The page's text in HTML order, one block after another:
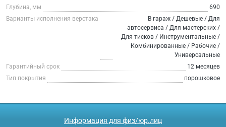
Глубина, мм
690
Варианты исполнения верстака
В гараж / Дешевые / Для
автосервиса / Для мастерских /
Для тисков / Инструментальные /
Комбинированные / Рабочие /
Универсальные
Гарантийный срок
12 месяцев
Тип покрытия
порошковое
Информация для физ/юр.лиц